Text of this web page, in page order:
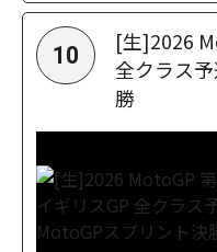
10
[生]2026
全クラス
勝